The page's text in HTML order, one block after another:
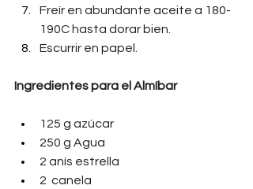
Freír en abundante aceite a 180-
190C hasta dorar bien.
Escurrir en papel.
Ingredientes para el Almíbar
125 g azúcar
250 g Agua
2 anís estrella
2  canela